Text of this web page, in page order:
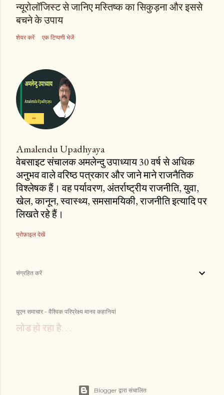
न्यूरोलॉजिस्ट से जानिए मस्तिष्क का सिकुड़ना और इससे
बचने के उपाय
शेयर करें एक टिप्पणी भेजें
Amalendu Upadhyaya
वेबसाइट संचालक अमलेन्दु उपाध्याय 30 वर्ष से अधिक
अनुभव वाले वरिष्ठ पत्रकार और जाने माने राजनैतिक
विश्लेषक हैं। वह पर्यावरण, अंतर्राष्ट्रीय राजनीति, युवा,
खेल, कानून, स्वास्थ्य, समसामयिकी, राजनीति इत्यादि पर
लिखते रहे हैं।
प्रोफ़ाइल देखें
संग्रहित करें
यूएन समाचार - वैश्विक परिप्रेक्ष्य मानव कहानियां
लोड हो रहा है. . .
Blogger द्वारा संचालित